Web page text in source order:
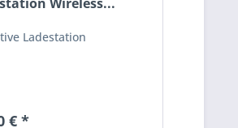
Ladestation
€ *